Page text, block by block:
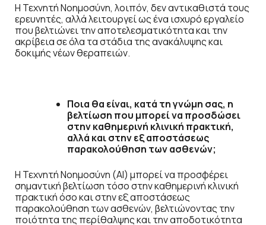
Η Τεχνητή Νοημοσύνη, λοιπόν, δεν αντικαθιστά τους
ερευνητές, αλλά λειτουργεί ως ένα ισχυρό εργαλείο
που βελτιώνει την αποτελεσματικότητα και την
ακρίβεια σε όλα τα στάδια της ανακάλυψης και
δοκιμής νέων θεραπειών.
Ποια θα είναι, κατά τη γνώμη σας, η
βελτίωση που μπορεί να προσδώσει
στην καθημερινή κλινική πρακτική,
αλλά και στην εξ αποστάσεως
παρακολούθηση των ασθενών;
Η Τεχνητή Νοημοσύνη (ΑΙ) μπορεί να προσφέρει
σημαντική βελτίωση τόσο στην καθημερινή κλινική
πρακτική όσο και στην εξ αποστάσεως
παρακολούθηση των ασθενών, βελτιώνοντας την
ποιότητα της περίθαλψης και την αποδοτικότητα